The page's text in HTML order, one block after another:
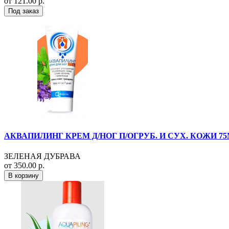
Под заказ
АКВАПИЛИНГ КРЕМ Д/НОГ П/ОГРУБ. И СУХ. КОЖИ
ЗЕЛЕНАЯ ДУБРАВА
от 350.00 р.
В корзину